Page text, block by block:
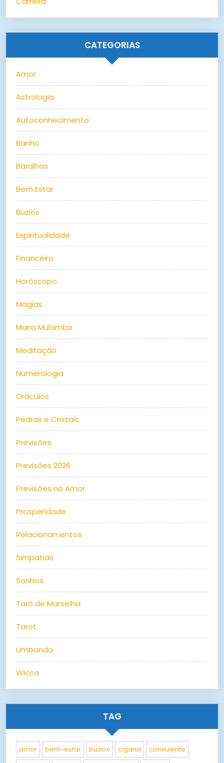
CATEGORIAS
Amor
Astrologia
Autoconhecimento
Banho
Baralhos
Bem Estar
Búzios
Espiritualidade
Financeiro
Horóscopo
Magias
Maria Mulambo
Meditação
Numerologia
Oráculos
Pedras e Cristais
Previsões
Previsões 2026
Previsões no Amor
Prosperidade
Relacionamentos
Simpatias
Sonhos
Tarô de Marselha
Tarot
Umbanda
Wicca
TAG
amor bem-estar búzios cigana consulente